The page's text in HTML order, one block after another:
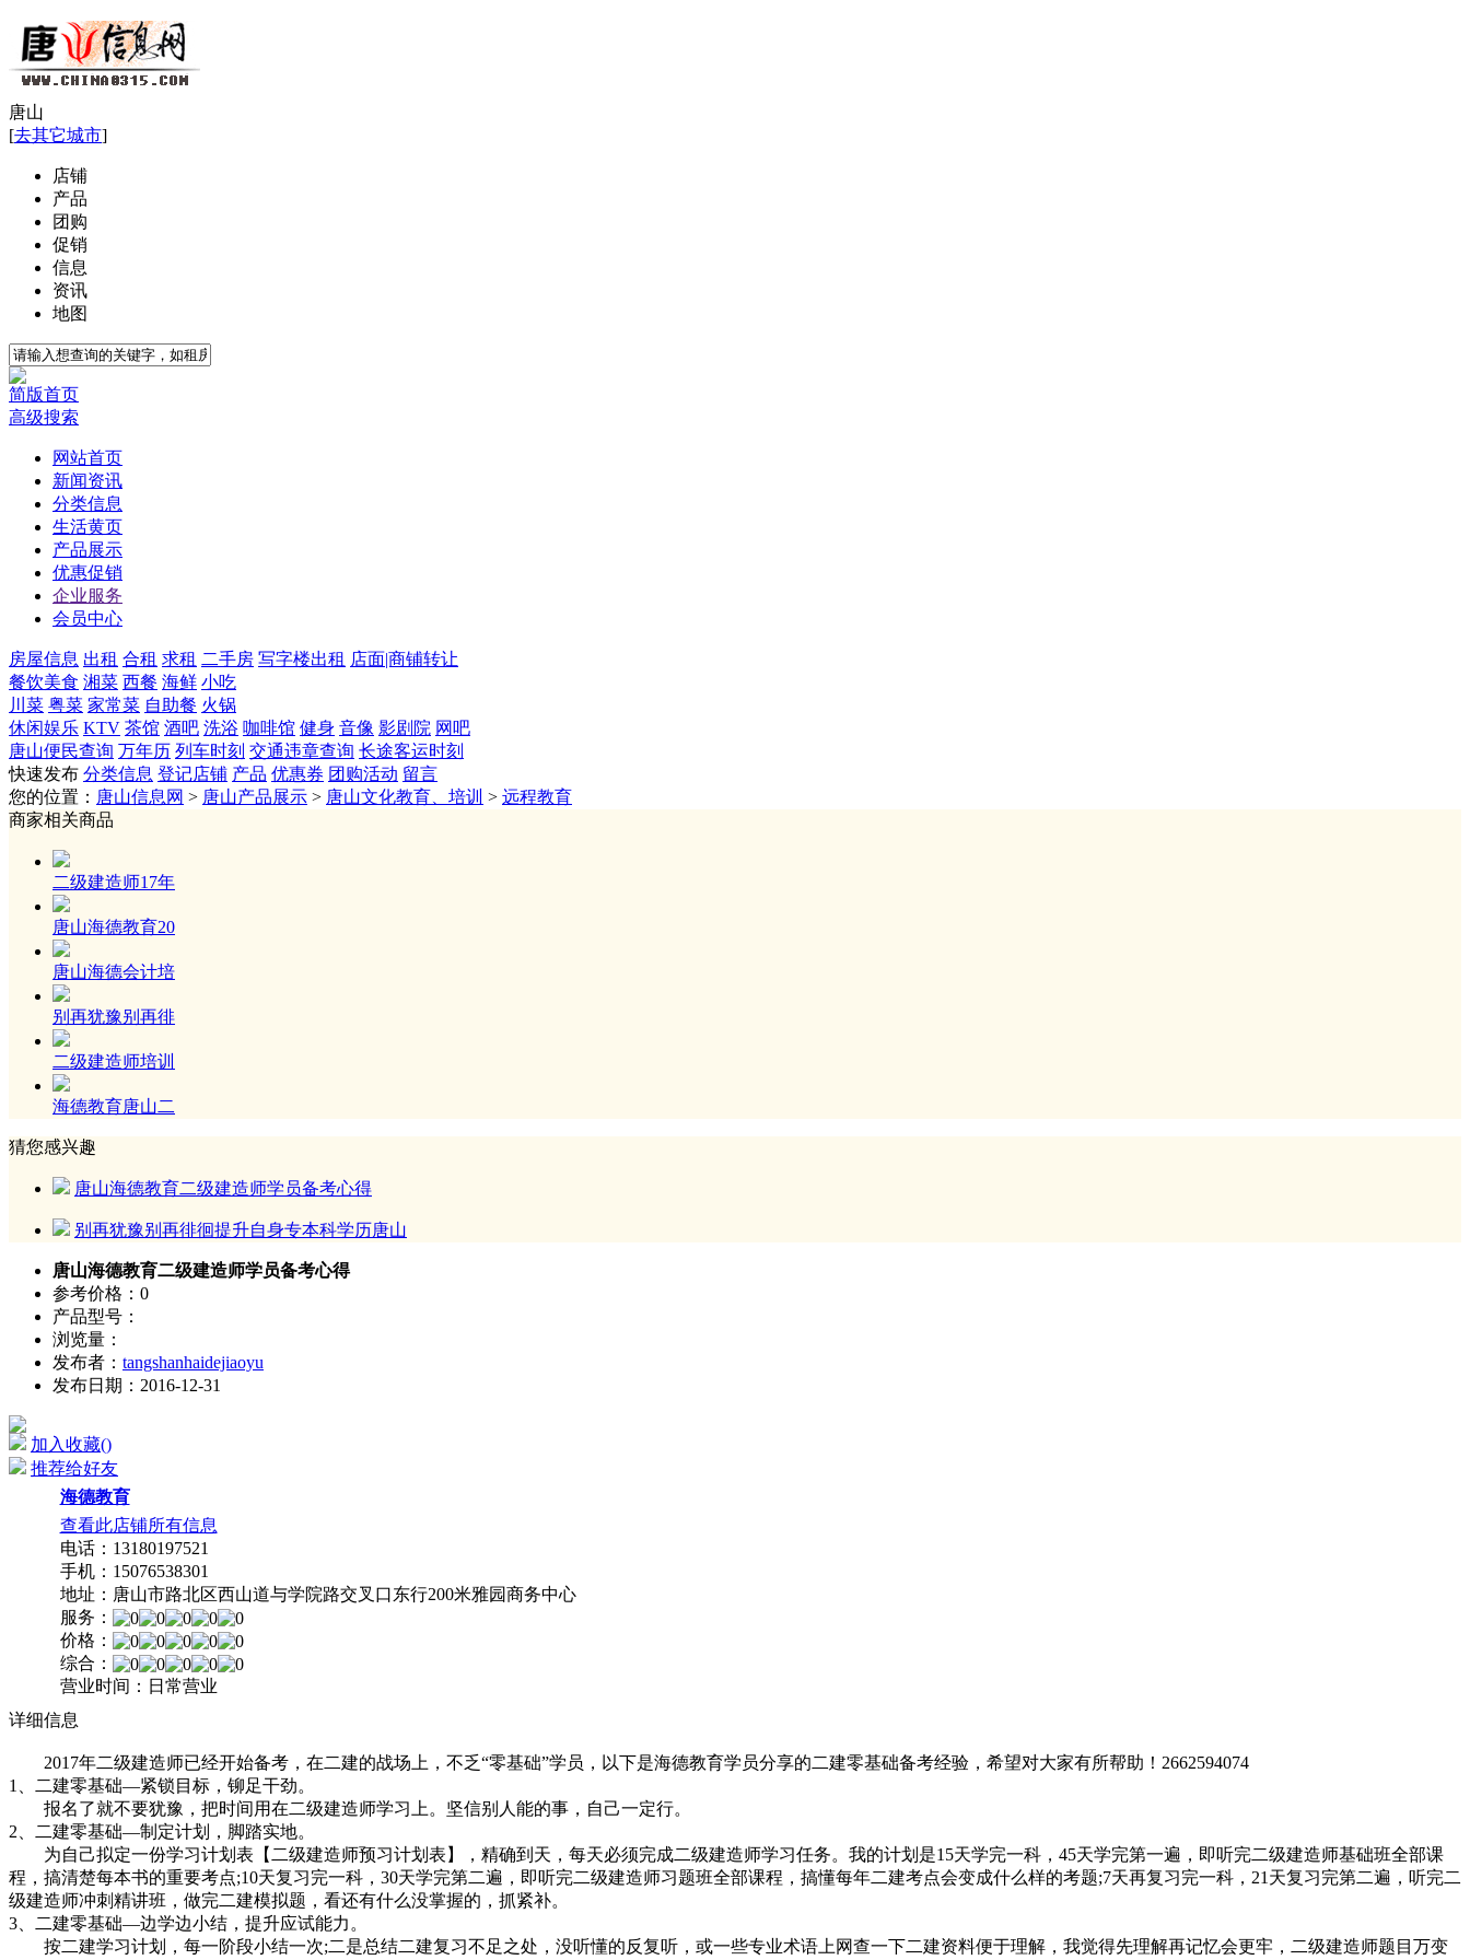
唐山
[去其它城市]
店铺
产品
团购
促销
信息
资讯
地图
简版首页
高级搜索
网站首页
新闻资讯
分类信息
生活黄页
产品展示
优惠促销
企业服务
会员中心
房屋信息 出租 合租 求租 二手房 写字楼出租 店面|商铺转让
餐饮美食 湘菜 西餐 海鲜 小吃
川菜 粤菜 家常菜 自助餐 火锅
休闲娱乐 KTV 茶馆 酒吧 洗浴 咖啡馆 健身 音像 影剧院 网吧
唐山便民查询 万年历 列车时刻 交通违章查询 长途客运时刻
快速发布 分类信息 登记店铺 产品 优惠券 团购活动 留言
您的位置： 唐山信息网 > 唐山产品展示 > 唐山文化教育、培训 > 远程教育
商家相关商品
二级建造师17年
唐山海德教育20
唐山海德会计培
别再犹豫别再徘
二级建造师培训
海德教育唐山二
猜您感兴趣
唐山海德教育二级建造师学员备考心得
别再犹豫别再徘徊提升自身专本科学历唐山
唐山海德教育二级建造师学员备考心得
参考价格：0
产品型号：
浏览量：
发布者： tangshanhaidejiaoyu
发布日期：2016-12-31
加入收藏()
推荐给好友
海德教育
查看此店铺所有信息
电话：13180197521
手机：15076538301
地址：唐山市路北区西山道与学院路交叉口东行200米雅园商务中心
服务：
价格：
综合：
营业时间：日常营业
详细信息
2017年二级建造师已经开始备考，在二建的战场上，不乏“零基础”学员，以下是海德教育学员分享的二建零基础备考经验，希望对大家有所帮助！2662594074
1、二建零基础—紧锁目标，铆足干劲。
报名了就不要犹豫，把时间用在二级建造师学习上。坚信别人能的事，自己一定行。
2、二建零基础—制定计划，脚踏实地。
为自己拟定一份学习计划表【二级建造师预习计划表】，精确到天，每天必须完成二级建造师学习任务。我的计划是15天学完一科，45天学完第一遍，即听完二级建造师基础班全部课
程，搞清楚每本书的重要考点;10天复习完一科，30天学完第二遍，即听完二级建造师习题班全部课程，搞懂每年二建考点会变成什么样的考题;7天再复习完一科，21天复习完第二遍，听完二
级建造师冲刺精讲班，做完二建模拟题，看还有什么没掌握的，抓紧补。
3、二建零基础—边学边小结，提升应试能力。
按二建学习计划，每一阶段小结一次;二是总结二建复习不足之处，没听懂的反复听，或一些专业术语上网查一下二建资料便于理解，我觉得先理解再记忆会更牢，二级建造师题目万变